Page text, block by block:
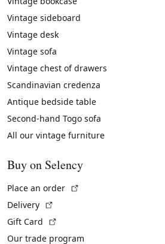
Vintage sideboard
Vintage desk
Vintage sofa
Vintage chest of drawers
Scandinavian credenza
Antique bedside table
Second-hand Togo sofa
All our vintage furniture
Buy on Selency
Place an order
Delivery
Gift Card
Our trade program